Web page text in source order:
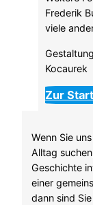
Frederik
viele
Kocaurek
Zur
Wenn Sie
Alltag
Geschichte
einer
dann sind